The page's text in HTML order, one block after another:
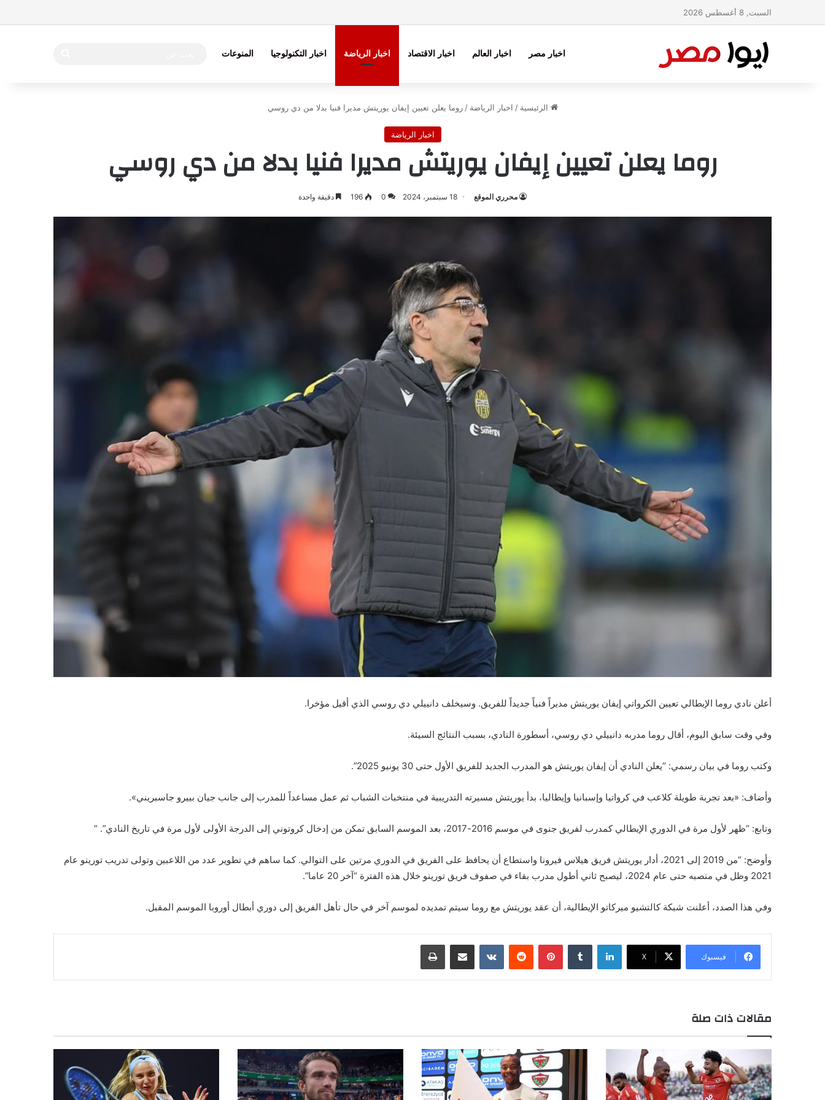
السبت, 8 أغسطس 2026
اخبار مصر اخبار العالم اخبار الاقتصاد اخبار الرياضة اخبار التكنولوجيا المنوعات
الرئيسية / اخبار الرياضة / روما يعلن تعيين إيفان يوريتش مديرا فنيا بدلا من دي روسي
اخبار الرياضة
روما يعلن تعيين إيفان يوريتش مديرا فنيا بدلا من دي روسي
محرري الموقع 18 سبتمبر، 2024 0
196 دقيقة واحدة
أعلن نادي روما الإيطالي تعيين الكرواتي إيفان يوريتش مديراً فنياً جديداً للفريق. وسيخلف دانييلي دي روسي الذي أقيل مؤخرا.
وفي وقت سابق اليوم، أقال روما مدربه دانييلي دي روسي، أسطورة النادي، بسبب النتائج السيئة.
وكتب روما في بيان رسمي: “يعلن النادي أن إيفان يوريتش هو المدرب الجديد للفريق الأول حتى 30 يونيو 2025”.
وأضاف: «بعد تجربة طويلة كلاعب في كرواتيا وإسبانيا وإيطاليا، بدأ يوريتش مسيرته التدريبية في منتخبات الشباب ثم عمل مساعداً للمدرب إلى جانب جيان بييرو جاسبريني».
وتابع: “ظهر لأول مرة في الدوري الإيطالي كمدرب لفريق جنوى في موسم 2016-2017، بعد الموسم السابق تمكن من إدخال كروتوني إلى الدرجة الأولى لأول مرة في تاريخ النادي”. “
وأوضح: “من 2019 إلى 2021، أدار يوريتش فريق هيلاس فيرونا واستطاع أن يحافظ على الفريق في الدوري مرتين على التوالي. كما ساهم في تطوير عدد من اللاعبين وتولى تدريب تورينو عام
2021 وظل في منصبه حتى عام 2024، ليصبح ثاني أطول مدرب بقاء في صفوف فريق تورينو خلال هذه الفترة “آخر 20 عاما”.
وفي هذا الصدد، أعلنت شبكة كالتشيو ميركاتو الإيطالية، أن عقد يوريتش مع روما سيتم تمديده لموسم آخر في حال تأهل الفريق إلى دوري أبطال أوروبا الموسم المقبل.
فيسبوك X
لينكدإن بينتيريست مشاركة عبر البريد طباعة
مقالات ذات صلة